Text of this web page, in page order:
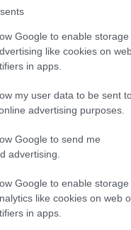
Google to enable storage
like cookies on
in apps.
my user data to be sent
advertising purposes.
Google to send me
advertising.
Google to enable storage
like cookies on web
in apps.
(@dahboo7)
2019
Εκτελέσεις, συλλήψεις και
περιορισμοί: Το Ιράν
Η πρώτη δήλωση της
στην Κυψέλη
Ντύθηκε «Χάρος», ανέβηκε